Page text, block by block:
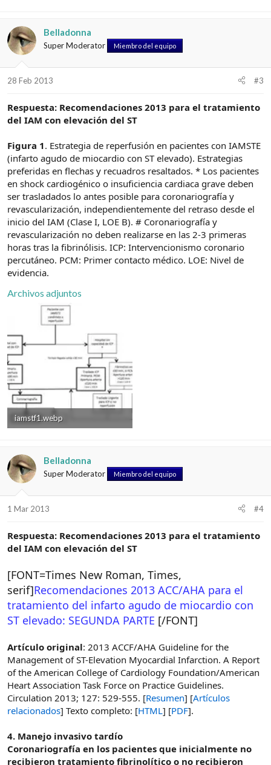
Belladonna
Super Moderator Miembro del equipo
28 Feb 2013 #3
Respuesta: Recomendaciones 2013 para el tratamiento
del IAM con elevación del ST
Figura 1. Estrategia de reperfusión en pacientes con IAMSTE
(infarto agudo de miocardio con ST elevado). Estrategias
preferidas en flechas y recuadros resaltados. * Los pacientes
en shock cardiogénico o insuficiencia cardiaca grave deben
ser trasladados lo antes posible para coronariografía y
revascularización, independientemente del retraso desde el
inicio del IAM (Clase I, LOE B). # Coronariografía y
revascularización no deben realizarse en las 2-3 primeras
horas tras la fibrinólisis. ICP: Intervencionismo coronario
percutáneo. PCM: Primer contacto médico. LOE: Nivel de
evidencia.
Archivos adjuntos
iamstf1.webp
Belladonna
Super Moderator Miembro del equipo
1 Mar 2013 #4
Respuesta: Recomendaciones 2013 para el tratamiento
del IAM con elevación del ST
[FONT=Times New Roman, Times,
serif]Recomendaciones 2013 ACC/AHA para el
tratamiento del infarto agudo de miocardio con
ST elevado: SEGUNDA PARTE [/FONT]
Artículo original: 2013 ACCF/AHA Guideline for the
Management of ST-Elevation Myocardial Infarction. A Report
of the American College of Cardiology Foundation/American
Heart Association Task Force on Practice Guidelines.
Circulation 2013; 127: 529-555. [Resumen] [Artículos
relacionados] Texto completo: [HTML] [PDF].
4. Manejo invasivo tardío
Coronariografía en los pacientes que inicialmente no
recibieron tratamiento fibrinolítico o no recibieron